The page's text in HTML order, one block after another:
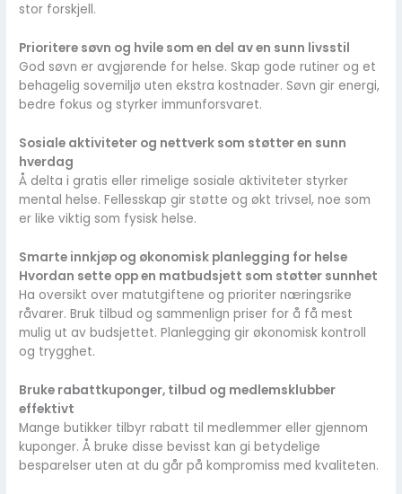
stor forskjell.
Prioritere søvn og hvile som en del av en sunn livsstil
God søvn er avgjørende for helse. Skap gode rutiner og et
behagelig sovemiljø uten ekstra kostnader. Søvn gir energi,
bedre fokus og styrker immunforsvaret.
Sosiale aktiviteter og nettverk som støtter en sunn
hverdag
Å delta i gratis eller rimelige sosiale aktiviteter styrker
mental helse. Fellesskap gir støtte og økt trivsel, noe som
er like viktig som fysisk helse.
Smarte innkjøp og økonomisk planlegging for helse
Hvordan sette opp en matbudsjett som støtter sunnhet
Ha oversikt over matutgiftene og prioriter næringsrike
råvarer. Bruk tilbud og sammenlign priser for å få mest
mulig ut av budsjettet. Planlegging gir økonomisk kontroll
og trygghet.
Bruke rabattkuponger, tilbud og medlemsklubber
effektivt
Mange butikker tilbyr rabatt til medlemmer eller gjennom
kuponger. Å bruke disse bevisst kan gi betydelige
besparelser uten at du går på kompromiss med kvaliteten.